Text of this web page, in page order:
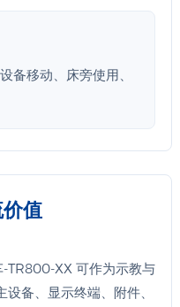
备移动、床旁使用、
值
TR800-XX 可作为示教与
备、显示终端、附件、